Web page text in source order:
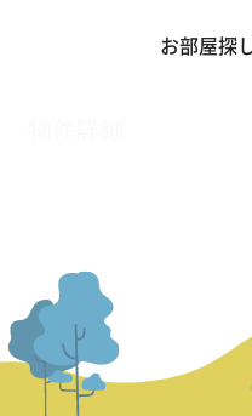
お部屋探